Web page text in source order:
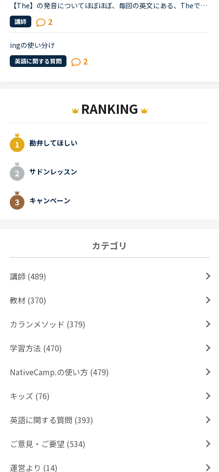
【The】の発音についてほぼほぼ、毎回の英文にある、Theですが、先生の指摘で意味不明のことがあり、トピックを作らせていただきました。講師が【The】の発音は、・The（ディ）・The（ダ、または、ザ）の2種類が...
講師 2
ingの使い分け
英語に関する質問 2
RANKING
勘弁してほしい
サドンレッスン
キャンペーン
カテゴリ
講師 (489)
教材 (370)
カランメソッド (379)
学習方法 (470)
NativeCamp.の使い方 (479)
キッズ (76)
英語に関する質問 (393)
ご意見・ご要望 (534)
運営より (14)